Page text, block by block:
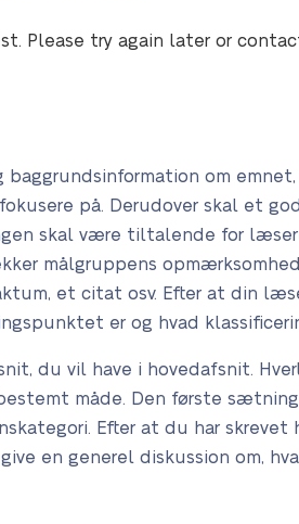
Please try again later or
om
på. Derudover skal et
skal være tiltalende for
målgruppens
et citat osv. Efter at din
er og hvad
du vil have i hovedafsnit.
måde. Den første
Efter at du har
en generel diskussion om,